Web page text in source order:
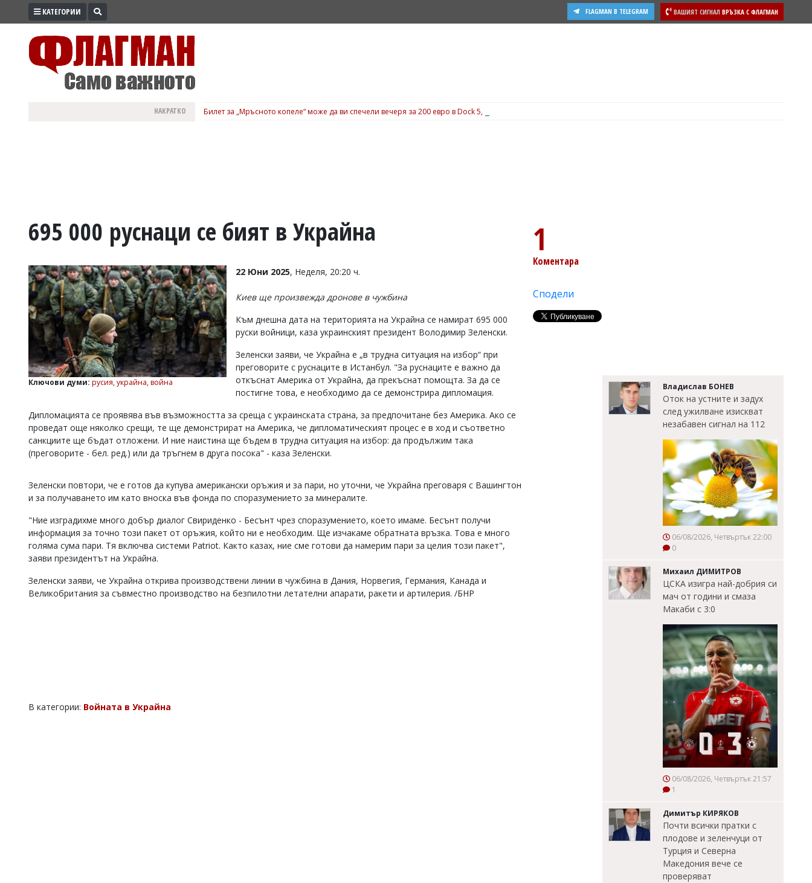
ПРОМО
ВОЙНАТА
УКРАЙНА
СПОРТ
РАЗСЛЕДВАНЕ
Управители:
v.vasilev@flagman.bg
Касабова,
k.kassabova@flagman.bg
редактор:
office@flagman.bg
Коментарите
статиите
въвеждат
КАТЕГОРИИ ВАШИЯТ СИГНАЛ ВРЪЗКА С ФЛАГМАН
FLAGMAN В TELEGRAM
НАКРАТКО Билет за „Мръсното копеле“ може да ви спечели вечеря за 200 евро в Dock 5, вижте подробности
695 000 руснаци се бият в Украйна
Ключови думи: русия, украйна, война
22 Юни 2025, Неделя, 20:20 ч.
Киев ще произвежда дронове в чужбина
Към днешна дата на територията на Украйна се намират 695 000
руски войници, каза украинският президент Володимир Зеленски.
Зеленски заяви, че Украйна е „в трудна ситуация на избор“ при
преговорите с руснаците в Истанбул. "За руснаците е важно да
откъснат Америка от Украйна, да прекъснат помощта. За да се
постигне това, е необходимо да се демонстрира дипломация.
Дипломацията се проявява във възможността за среща с украинската страна, за предпочитане без Америка. Ако се
проведат още няколко срещи, те ще демонстрират на Америка, че дипломатическият процес е в ход и съответно
санкциите ще бъдат отложени. И ние наистина ще бъдем в трудна ситуация на избор: да продължим така
(преговорите - бел. ред.) или да тръгнем в друга посока" - каза Зеленски.
Зеленски повтори, че е готов да купува американски оръжия и за пари, но уточни, че Украйна преговаря с Вашингтон
и за получаването им като вноска във фонда по споразумението за минералите.
"Ние изградихме много добър диалог Свириденко - Бесънт чрез споразумението, което имаме. Бесънт получи
информация за точно този пакет от оръжия, който ни е необходим. Ще изчакаме обратната връзка. Това е много
голяма сума пари. Тя включва системи Patriot. Както казах, ние сме готови да намерим пари за целия този пакет",
заяви президентът на Украйна.
Зеленски заяви, че Украйна открива производствени линии в чужбина в Дания, Норвегия, Германия, Канада и
Великобритания за съвместно производство на безпилотни летателни апарати, ракети и артилерия. /БНР
В категории: Войната в Украйна
1
Коментара
Сподели
Владислав БОНЕВ
Оток на устните и задух
след ужилване изискват
незабавен сигнал на 112
06/08/2026, Четвъртък 22:00
0
Михаил ДИМИТРОВ
ЦСКА изигра най-добрия си
мач от години и смаза
Макаби с 3:0
06/08/2026, Четвъртък 21:57
1
Димитър КИРЯКОВ
Почти всички пратки с
плодове и зеленчуци от
Турция и Северна
Македония вече се
проверяват